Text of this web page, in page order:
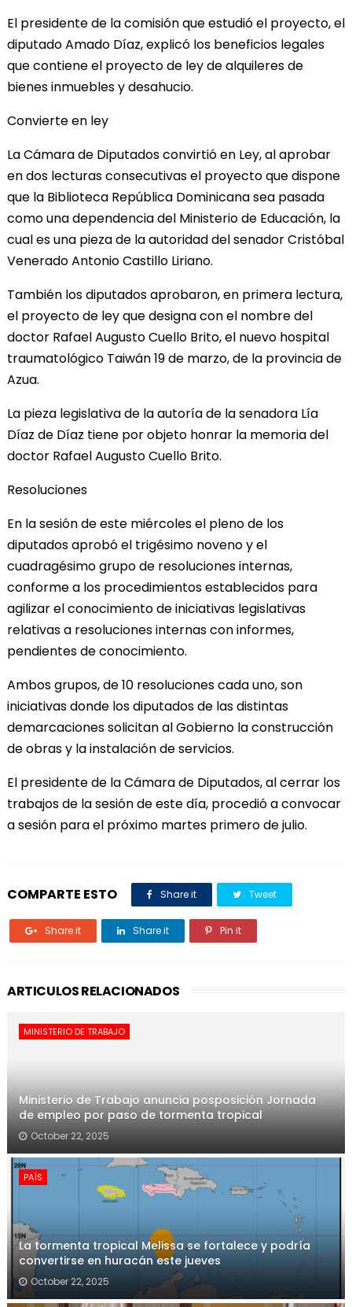
El presidente de la comisión que estudió el proyecto, el
diputado Amado Díaz, explicó los beneficios legales
que contiene el proyecto de ley de alquileres de
bienes inmuebles y desahucio.
Convierte en ley
La Cámara de Diputados convirtió en Ley, al aprobar
en dos lecturas consecutivas el proyecto que dispone
que la Biblioteca República Dominicana sea pasada
como una dependencia del Ministerio de Educación, la
cual es una pieza de la autoridad del senador Cristóbal
Venerado Antonio Castillo Liriano.
También los diputados aprobaron, en primera lectura,
el proyecto de ley que designa con el nombre del
doctor Rafael Augusto Cuello Brito, el nuevo hospital
traumatológico Taiwán 19 de marzo, de la provincia de
Azua.
La pieza legislativa de la autoría de la senadora Lía
Díaz de Díaz tiene por objeto honrar la memoria del
doctor Rafael Augusto Cuello Brito.
Resoluciones
En la sesión de este miércoles el pleno de los
diputados aprobó el trigésimo noveno y el
cuadragésimo grupo de resoluciones internas,
conforme a los procedimientos establecidos para
agilizar el conocimiento de iniciativas legislativas
relativas a resoluciones internas con informes,
pendientes de conocimiento.
Ambos grupos, de 10 resoluciones cada uno, son
iniciativas donde los diputados de las distintas
demarcaciones solicitan al Gobierno la construcción
de obras y la instalación de servicios.
El presidente de la Cámara de Diputados, al cerrar los
trabajos de la sesión de este día, procedió a convocar
a sesión para el próximo martes primero de julio.
COMPARTE ESTO Share it Tweet
Share it Share it Pin it
ARTICULOS RELACIONADOS
MINISTERIO DE TRABAJO
Ministerio de Trabajo anuncia posposición Jornada
de empleo por paso de tormenta tropical
October 22, 2025
PAÍS
La tormenta tropical Melissa se fortalece y podría
convertirse en huracán este jueves
October 22, 2025